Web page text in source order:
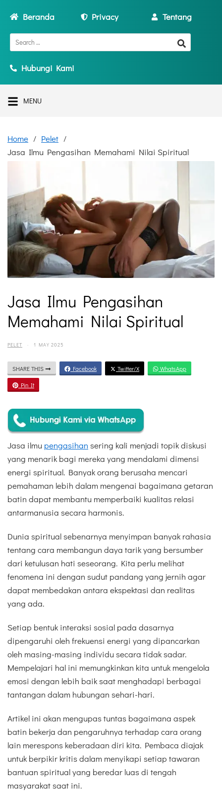
Beranda Privacy Tentang
Hubungi Kami
MENU
Home
Pelet
Jasa Ilmu Pengasihan Memahami Nilai Spiritual
Jasa Ilmu Pengasihan
Memahami Nilai Spiritual
PELET · 1 MAY 2025
SHARE THIS Facebook Twitter/X WhatsApp
Pin It
Jasa ilmu pengasihan sering kali menjadi topik diskusi
yang menarik bagi mereka yang mendalami dimensi
energi spiritual. Banyak orang berusaha mencari
pemahaman lebih dalam mengenai bagaimana getaran
batin dapat membantu memperbaiki kualitas relasi
antarmanusia secara harmonis.
Dunia spiritual sebenarnya menyimpan banyak rahasia
tentang cara membangun daya tarik yang bersumber
dari ketulusan hati seseorang. Kita perlu melihat
fenomena ini dengan sudut pandang yang jernih agar
dapat membedakan antara ekspektasi dan realitas
yang ada.
Setiap bentuk interaksi sosial pada dasarnya
dipengaruhi oleh frekuensi energi yang dipancarkan
oleh masing-masing individu secara tidak sadar.
Mempelajari hal ini memungkinkan kita untuk mengelola
emosi dengan lebih baik saat menghadapi berbagai
tantangan dalam hubungan sehari-hari.
Artikel ini akan mengupas tuntas bagaimana aspek
batin bekerja dan pengaruhnya terhadap cara orang
lain merespons keberadaan diri kita. Pembaca diajak
untuk berpikir kritis dalam menyikapi setiap tawaran
bantuan spiritual yang beredar luas di tengah
masyarakat saat ini.